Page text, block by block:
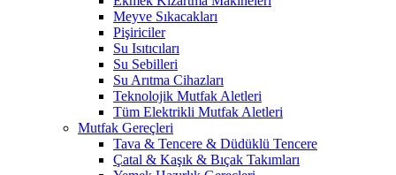
Meyve Sıkacakları
Pişiriciler
Su Isıtıcıları
Su Sebilleri
Su Arıtma Cihazları
Teknolojik Mutfak Aletleri
Tüm Elektrikli Mutfak Aletleri
Mutfak Gereçleri
Tava & Tencere & Düdüklü Tencere
Çatal & Kaşık & Bıçak Takımları